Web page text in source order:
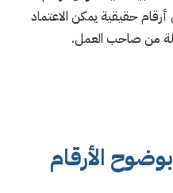
حقيقية يمكن الاعتماد
من صاحب العمل.
الأرقام